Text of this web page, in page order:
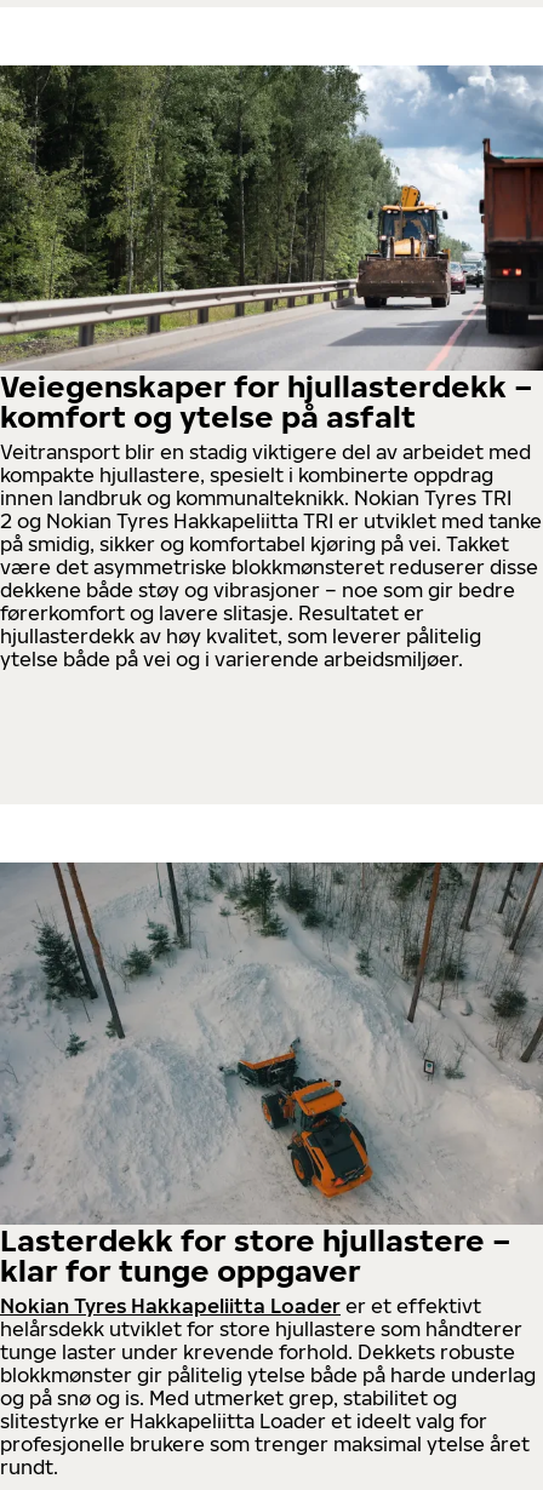
Veiegenskaper for hjullasterdekk –
komfort og ytelse på asfalt
Veitransport blir en stadig viktigere del av arbeidet med
kompakte hjullastere, spesielt i kombinerte oppdrag
innen landbruk og kommunalteknikk. Nokian Tyres TRI
2 og Nokian Tyres Hakkapeliitta TRI er utviklet med tanke
på smidig, sikker og komfortabel kjøring på vei. Takket
være det asymmetriske blokkmønsteret reduserer disse
dekkene både støy og vibrasjoner – noe som gir bedre
førerkomfort og lavere slitasje. Resultatet er
hjullasterdekk av høy kvalitet, som leverer pålitelig
ytelse både på vei og i varierende arbeidsmiljøer.
Lasterdekk for store hjullastere –
klar for tunge oppgaver
Nokian Tyres Hakkapeliitta Loader er et effektivt
helårsdekk utviklet for store hjullastere som håndterer
tunge laster under krevende forhold. Dekkets robuste
blokkmønster gir pålitelig ytelse både på harde underlag
og på snø og is. Med utmerket grep, stabilitet og
slitestyrke er Hakkapeliitta Loader et ideelt valg for
profesjonelle brukere som trenger maksimal ytelse året
rundt.